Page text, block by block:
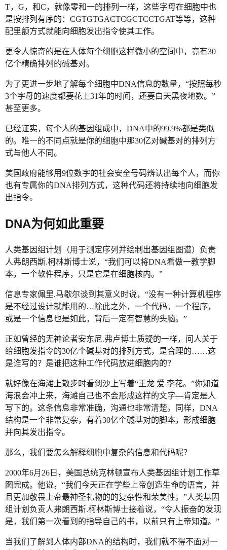
T，G，和C，就像零和一的排列一样，这些字母在细胞中也
是按排列有序的：CGTGTGACTCGCTCCTGAT等等，这种
配里额方式就能向细胞发出指令使其工作。
更令人惊奇的是在人体每个细胞这样微小的空间中，竟有30
亿个精确排列的碱基对。
为了更进一步地了解每个细胞中DNA信息的数量，“按照每秒
3个字母的速度都要花上31年的时间，还要白天黑夜地数。”
甚至更多。
已经证实，每个人的基因组成中，DNA中的99.9%都是类似
的。唯一的不同点就是你的细胞中那30亿对碱基对的排列方
式与他人不同。
美国政府能够用9位数字的社会安全号码辨认出每个人，而你
也有专属你的DNA排列方式，这种代码还将持续地向细胞发
出指令。
DNA为何如此重要
人类基因组计划（用于测定序列并绘制出基因组图谱）负责
人弗朗西斯.柯林斯博士说，“我们可以将DNA看做一教学脚
本，一个软件程序，只是它是在细胞核内。”
信息专家佩里.马歇尔谈到其意义时说，“没有一种计算机程序
是不经过设计就能用的…除此之外，一个代码，一个程序，
或是一个信息也是如此，背后一定有智慧的头脑。”
正如曾经的无神论者安东尼.弗卢博士质疑的一样，问人关于
给细胞发指令的30亿个碱基对的排列方式，是合理的……这
是谁写的？是谁把这种工作代码放进细胞内的？
就好像在海滩上散步时看到沙上写着“王龙 爱 李花。”你知道
海浪会冲上来，海滩自己也不会形成这样的文字—肯定是人
写下的。这条信息非常准确，沟通也非常清楚。同样，DNA
结构是一个非常复杂，有着30亿个碱基对的脚本，形成细胞
并向其发出指令。
那么，我们要怎么解释细胞中复杂的信息和代码呢？
2000年6月26日，美国总统克林顿宣布人类基因组计划工作草
图完成。他说，“我们今天正在学些上帝创造生命的语言，并
且更加敬畏上帝最神圣礼物的的复杂性和荣美性。”人类基因
组计划负责人弗朗西斯.柯林斯博士接着说，“令人振奋的发现
是，我们第一次看到的指导自己的书，以前只有上帝知道。”
当我们了解到人体内部DNA的结构时，我们就不得不面对一